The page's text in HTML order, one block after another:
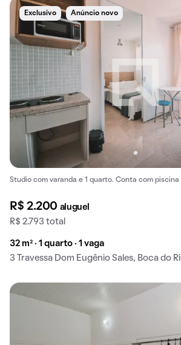
Exclusivo Anúncio novo
Studio com varanda e 1 quarto. Conta com piscina
R$ 2.200 aluguel
R$ 2.793 total
32 m² · 1 quarto · 1 vaga
3 Travessa Dom Eugênio Sales, Boca do